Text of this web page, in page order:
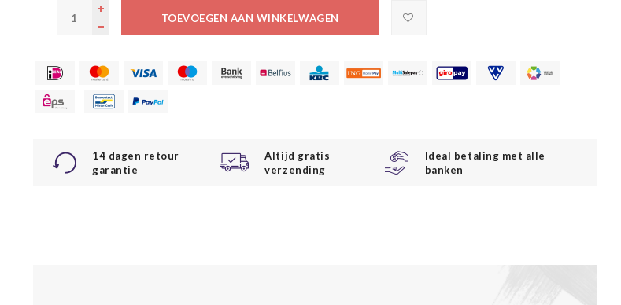
TOEVOEGEN AAN WINKELWAGEN
14 dagen retour
garantie
Altijd gratis
verzending
Ideal betaling met alle
banken